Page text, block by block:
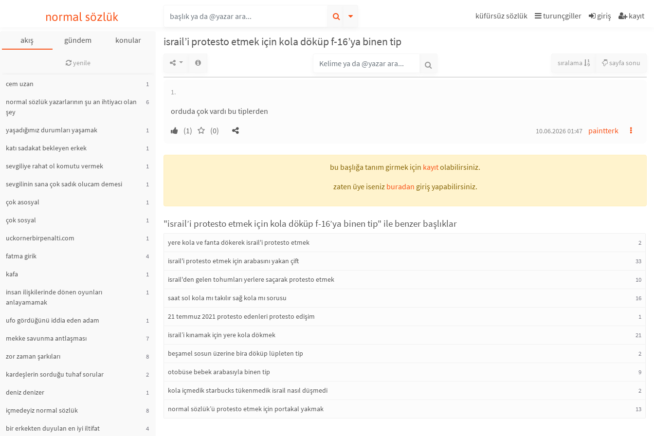
normal sözlük küfürsüz sözlük turunçgiller giriş kayıt
akış gündem konular
yenile
cem uzan 1
normal sözlük yazarlarının şu an ihtiyacı olan
şey
6
yaşadığımız durumları yaşamak 1
katı sadakat bekleyen erkek 1
sevgiliye rahat ol komutu vermek 1
sevgilinin sana çok sadık olucam demesi 1
çok asosyal 1
çok sosyal 1
uckornerbirpenalti.com 1
fatma girik 4
kafa 1
insan ilişkilerinde dönen oyunları
anlayamamak
1
ufo gördüğünü iddia eden adam 1
mekke savunma antlaşması 7
zor zaman şarkıları 8
kardeşlerin sorduğu tuhaf sorular 2
deniz denizer 1
içmedeyiz normal sözlük 8
bir erkekten duyulan en iyi iltifat 4
israil’i protesto etmek için kola döküp f-16’ya binen tip
sıralama sayfa sonu
1.
orduda çok vardı bu tiplerden
(1)
(0) paintterk
10.06.2026 01:47
bu başlığa tanım girmek için kayıtolabilirsiniz.
zaten üye iseniz buradan giriş yapabilirsiniz.
"israil’i protesto etmek için kola döküp f-16’ya binen tip" ile benzer başlıklar
yere kola ve fanta dökerek israil'i protesto etmek 2
israil'i protesto etmek için arabasını yakan çift 33
israil'den gelen tohumları yerlere saçarak protesto etmek 10
saat sol kola mı takılır sağ kola mı sorusu 16
21 temmuz 2021 protesto edenleri protesto edişim 1
israil’i kınamak için yere kola dökmek 21
beşamel sosun üzerine bira döküp lüpleten tip 2
otobüse bebek arabasıyla binen tip 9
kola içmedik starbucks tükenmedik israil nasıl düşmedi 2
normal sözlük’ü protesto etmek için portakal yakmak 13